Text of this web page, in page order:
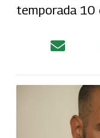
temporada 10